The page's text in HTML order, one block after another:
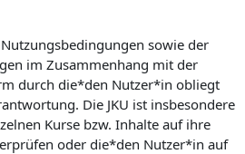
sowie der
im Zusammenhang mit der
durch die*den Nutzer*in obliegt
Die JKU ist insbesondere
Kurse bzw. Inhalte auf ihre
oder die*den Nutzer*in auf